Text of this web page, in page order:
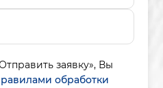
заявку», Вы
обработки